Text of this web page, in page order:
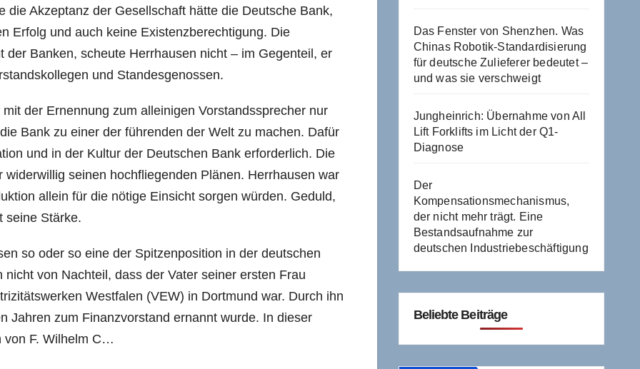
Akzeptanz der Gesellschaft hätte die Deutsche Bank,
Erfolg und auch keine Existenzberechtigung. Die
Banken, scheute Herrhausen nicht – im Gegenteil, er
und Standesgenossen.
der Ernennung zum alleinigen Vorstandssprecher nur
Bank zu einer der führenden der Welt zu machen. Dafür
und in der Kultur der Deutschen Bank erforderlich. Die
seinen hochfliegenden Plänen. Herrhausen war
allein für die nötige Einsicht sorgen würden. Geduld,
seine Stärke.
so oder so eine der Spitzenposition in der deutschen
von Nachteil, dass der Vater seiner ersten Frau
Westfalen (VEW) in Dortmund war. Durch ihn
Jahren zum Finanzvorstand ernannt wurde. In dieser
von F. Wilhelm C…
Das Fenster von Shenzhen. Was
Chinas Robotik-Standardisierung
für deutsche Zulieferer bedeutet –
und was sie verschweigt
Jungheinrich: Übernahme von All
Lift Forklifts im Licht der Q1-
Diagnose
Der
Kompensationsmechanismus,
der nicht mehr trägt. Eine
Bestandsaufnahme zur
deutschen Industriebeschäftigung
Beliebte Beiträge